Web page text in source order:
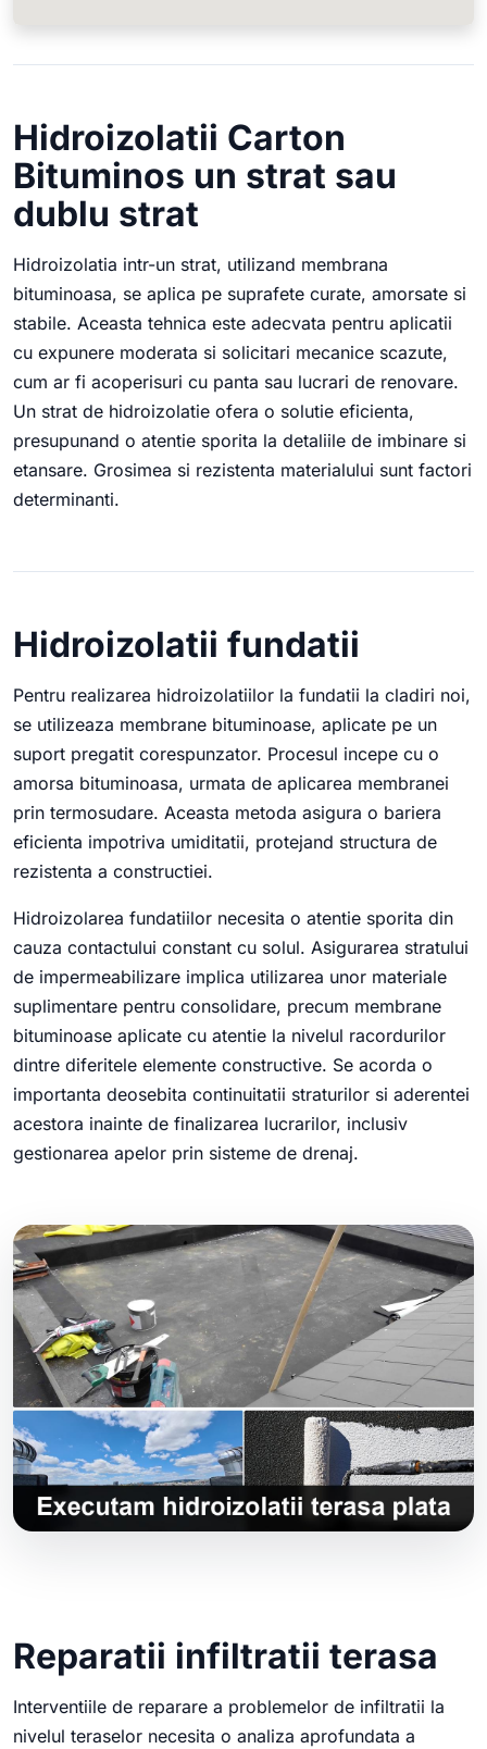
Hidroizolatii Carton
Bituminos un strat sau
dublu strat
Hidroizolatia intr-un strat, utilizand membrana
bituminoasa, se aplica pe suprafete curate, amorsate si
stabile. Aceasta tehnica este adecvata pentru aplicatii
cu expunere moderata si solicitari mecanice scazute,
cum ar fi acoperisuri cu panta sau lucrari de renovare.
Un strat de hidroizolatie ofera o solutie eficienta,
presupunand o atentie sporita la detaliile de imbinare si
etansare. Grosimea si rezistenta materialului sunt factori
determinanti.
Hidroizolatii fundatii
Pentru realizarea hidroizolatiilor la fundatii la cladiri noi,
se utilizeaza membrane bituminoase, aplicate pe un
suport pregatit corespunzator. Procesul incepe cu o
amorsa bituminoasa, urmata de aplicarea membranei
prin termosudare. Aceasta metoda asigura o bariera
eficienta impotriva umiditatii, protejand structura de
rezistenta a constructiei.
Hidroizolarea fundatiilor necesita o atentie sporita din
cauza contactului constant cu solul. Asigurarea stratului
de impermeabilizare implica utilizarea unor materiale
suplimentare pentru consolidare, precum membrane
bituminoase aplicate cu atentie la nivelul racordurilor
dintre diferitele elemente constructive. Se acorda o
importanta deosebita continuitatii straturilor si aderentei
acestora inainte de finalizarea lucrarilor, inclusiv
gestionarea apelor prin sisteme de drenaj.
Reparatii infiltratii terasa
Interventiile de reparare a problemelor de infiltratii la
nivelul teraselor necesita o analiza aprofundata a